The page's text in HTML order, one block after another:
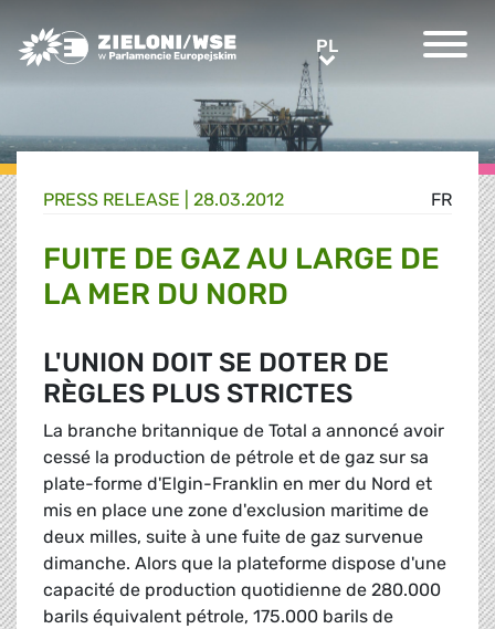
Greens/EFA Home PLPL
FR
PRESS RELEASE | 28.03.2012
FUITE DE GAZ AU LARGE DE
LA MER DU NORD
L'UNION DOIT SE DOTER DE
RÈGLES PLUS STRICTES
La branche britannique de Total a annoncé avoir
cessé la production de pétrole et de gaz sur sa
plate-forme d'Elgin-Franklin en mer du Nord et
mis en place une zone d'exclusion maritime de
deux milles, suite à une fuite de gaz survenue
dimanche. Alors que la plateforme dispose d'une
capacité de production quotidienne de 280.000
barils équivalent pétrole, 175.000 barils de